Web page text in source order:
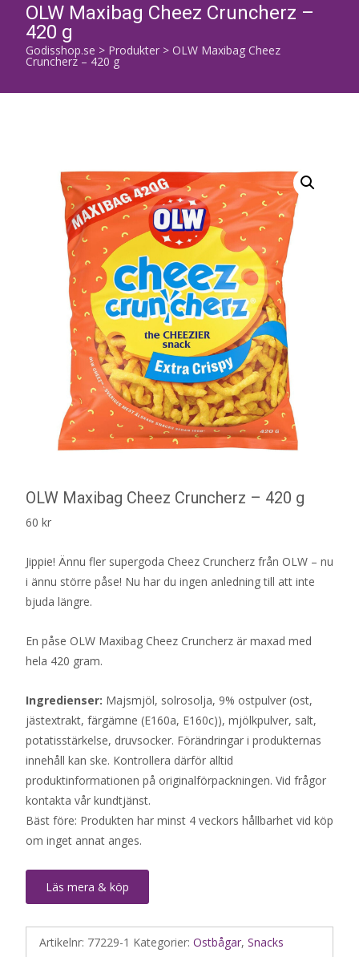
OLW Maxibag Cheez Cruncherz –
420 g
Godisshop.se > Produkter > OLW Maxibag Cheez
Cruncherz – 420 g
OLW Maxibag Cheez Cruncherz – 420 g
60 kr
Jippie! Ännu fler supergoda Cheez Cruncherz från OLW – nu
i ännu större påse! Nu har du ingen anledning till att inte
bjuda längre.
En påse OLW Maxibag Cheez Cruncherz är maxad med
hela 420 gram.
Ingredienser: Majsmjöl, solrosolja, 9% ostpulver (ost,
jästextrakt, färgämne (E160a, E160c)), mjölkpulver, salt,
potatisstärkelse, druvsocker. Förändringar i produkternas
innehåll kan ske. Kontrollera därför alltid
produktinformationen på originalförpackningen. Vid frågor
kontakta vår kundtjänst.
Bäst före: Produkten har minst 4 veckors hållbarhet vid köp
om inget annat anges.
Läs mera & köp
Artikelnr: 77229-1 Kategorier: Ostbågar, Snacks